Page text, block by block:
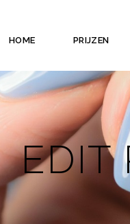
HOME PRIJZEN
EDIT